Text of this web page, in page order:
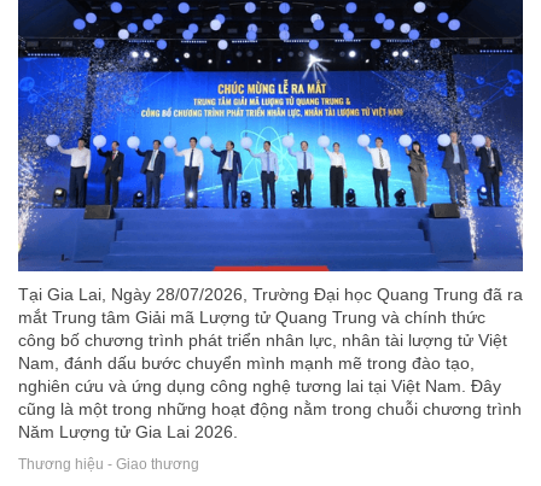
Tại Gia Lai, Ngày 28/07/2026, Trường Đại học Quang Trung đã ra
mắt Trung tâm Giải mã Lượng tử Quang Trung và chính thức
công bố chương trình phát triển nhân lực, nhân tài lượng tử Việt
Nam, đánh dấu bước chuyển mình mạnh mẽ trong đào tạo,
nghiên cứu và ứng dụng công nghệ tương lai tại Việt Nam. Đây
cũng là một trong những hoạt động nằm trong chuỗi chương trình
Năm Lượng tử Gia Lai 2026.
Thương hiệu - Giao thương